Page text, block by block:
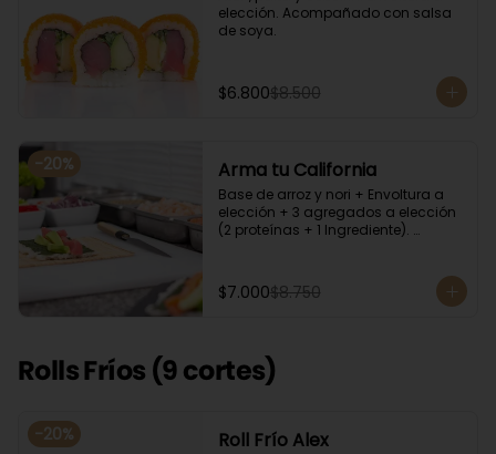
elección. Acompañado con salsa
de soya.
$6.800$8.500
-20% Arma tu California
Base de arroz y nori + Envoltura a
elección + 3 agregados a elección
(2 proteínas + 1 Ingrediente).
$7.000$8.750
Rolls Fríos (9 cortes)
-20% Roll Frío Alex